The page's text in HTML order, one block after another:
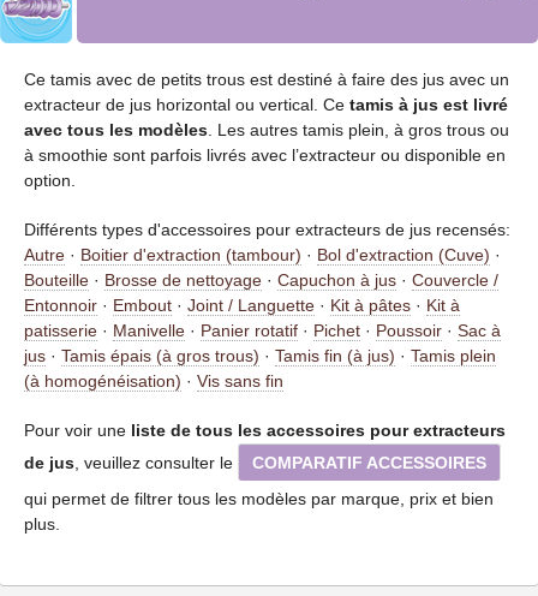
Ce tamis avec de petits trous est destiné à faire des jus avec un
extracteur de jus horizontal ou vertical. Ce tamis à jus est livré
avec tous les modèles . Les autres tamis plein, à gros trous ou
à smoothie sont parfois livrés avec l’extracteur ou disponible en
option.
Différents types d'accessoires pour extracteurs de jus recensés:
Autre · Boitier d'extraction (tambour) · Bol d'extraction (Cuve) ·
Bouteille · Brosse de nettoyage · Capuchon à jus · Couvercle /
Entonnoir · Embout · Joint / Languette · Kit à pâtes · Kit à
patisserie · Manivelle · Panier rotatif · Pichet · Poussoir · Sac à
jus · Tamis épais (à gros trous) · Tamis fin (à jus) · Tamis plein
(à homogénéisation) · Vis sans fin
Pour voir une liste de tous les accessoires pour extracteurs
de jus , veuillez consulter le
COMPARATIF ACCESSOIRES
qui permet de filtrer tous les modèles par marque, prix et bien
plus.